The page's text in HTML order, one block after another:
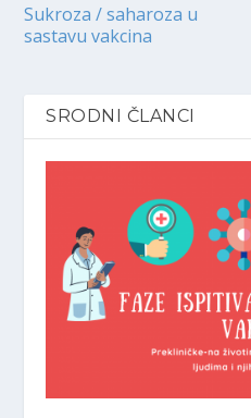
Sukroza / saharoza u
sastavu vakcina
SRODNI ČLANCI